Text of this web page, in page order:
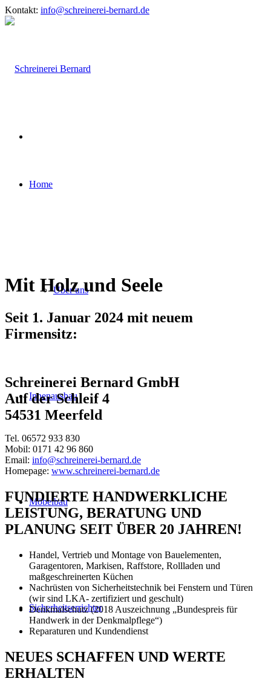
Kontakt: info@schreinerei-bernard.de
Home
Über uns
Innenausbau
Möbelbau
Sicherheitserrichter
Mit Holz und Seele
Seit 1. Januar 2024 mit neuem
Firmensitz:
Schreinerei Bernard GmbH
Auf der Schleif 4
54531 Meerfeld
Tel. 06572 933 830
Mobil: 0171 42 96 860
Email: info@schreinerei-bernard.de
Homepage: www.schreinerei-bernard.de
FUNDIERTE HANDWERKLICHE
LEISTUNG, BERATUNG UND
PLANUNG SEIT ÜBER 20 JAHREN!
Handel, Vertrieb und Montage von Bauelementen,
Garagentoren, Markisen, Raffstore, Rollladen und
maßgeschreinerten Küchen
Nachrüsten von Sicherheitstechnik bei Fenstern und Türen
(wir sind LKA- zertifiziert und geschult)
Denkmalschutz (2018 Auszeichnung „Bundespreis für
Handwerk in der Denkmalpflege“)
Reparaturen und Kundendienst
NEUES SCHAFFEN UND WERTE
ERHALTEN